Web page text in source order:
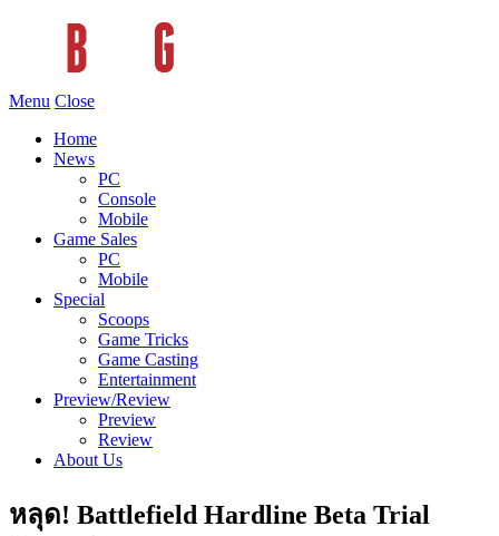
Menu Close
Home
News
PC
Console
Mobile
Game Sales
PC
Mobile
Special
Scoops
Game Tricks
Game Casting
Entertainment
Preview/Review
Preview
Review
About Us
หลุด! Battlefield Hardline Beta Trial